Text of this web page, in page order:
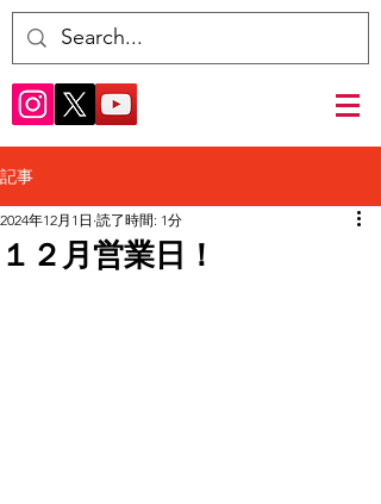
記事
１２月営業日！
2024年12月1日 読了時間: 1分